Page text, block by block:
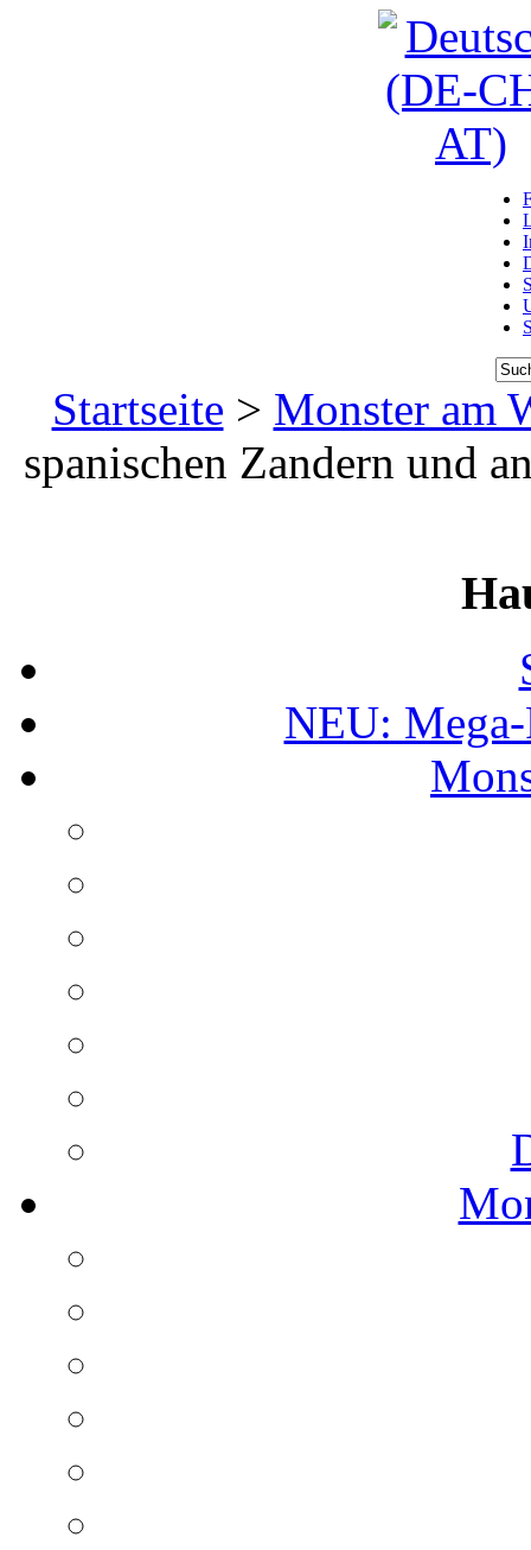
Startseite > Monster am
spanischen Zandern und
NEU: